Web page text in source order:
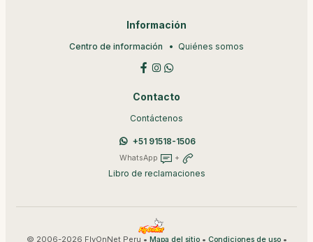
Información
Centro de información Quiénes somos
Contacto
Contáctenos
+51 91518-1506
WhatsApp +
Libro de reclamaciones
© 2006-2026 FlyOnNet Peru • Mapa del sitio• Condiciones de uso•